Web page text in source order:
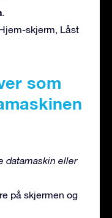
skjerm, Låst
som
datamaskin eller
på skjermen og